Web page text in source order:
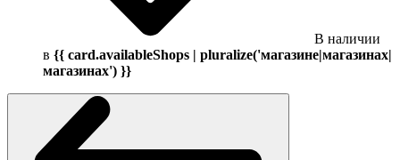
В наличии
в {{ card.availableShops | pluralize('магазине|магазинах|
магазинах') }}